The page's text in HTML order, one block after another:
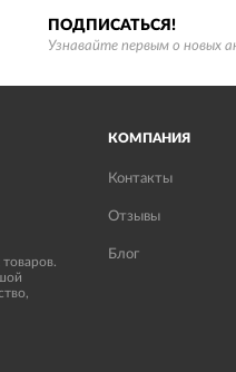
ПОДПИСАТЬСЯ!
Узнавайте первым о новых
КОМПАНИЯ
Контакты
Отзывы
Блог